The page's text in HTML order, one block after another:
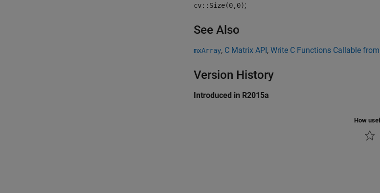
cv::Size(0,0);
See Also
mxArray, C Matrix API, Write C Functions Callable
Version History
Introduced in R2015a
How